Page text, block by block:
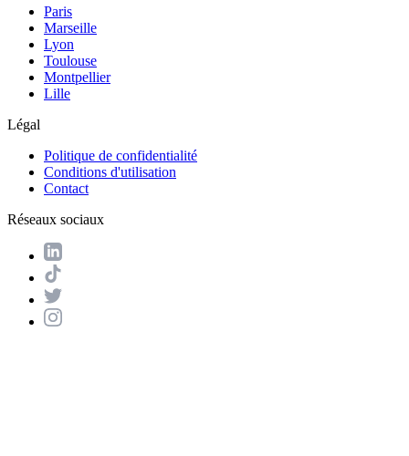
Paris
Marseille
Lyon
Toulouse
Montpellier
Lille
Légal
Politique de confidentialité
Conditions d'utilisation
Contact
Réseaux sociaux